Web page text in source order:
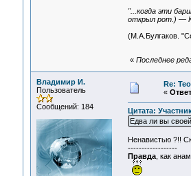
"...когда эти
открыл рот.) —
(М.А.Булгаков.
« Последнее
Владимир И.
Пользователь
Сообщений: 184
Re:
«
Цитата:
Едва ли вы
Ненавистью ?!!
------------------
Правда, как